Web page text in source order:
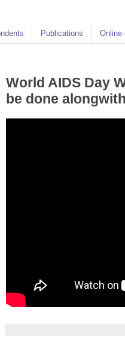
Publications Online
World AIDS Day
be done